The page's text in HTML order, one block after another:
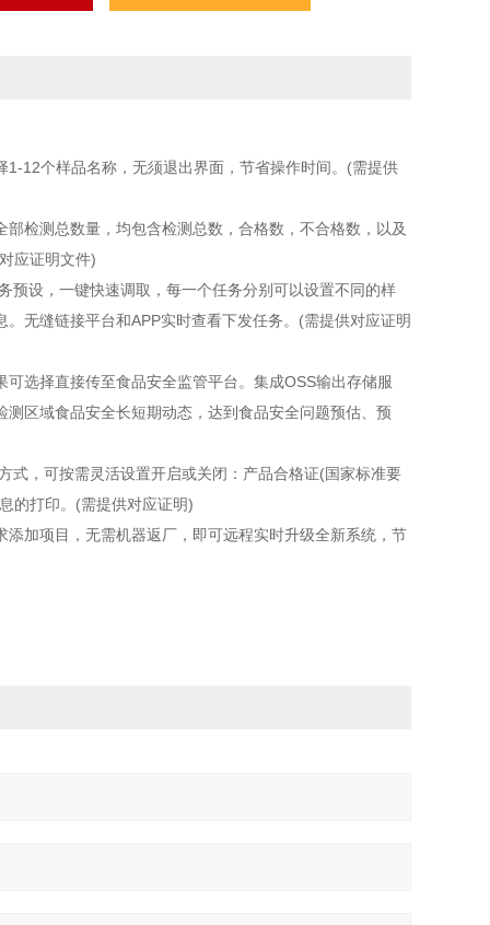
个样品名称，无须退出界面，节省操作时间。(需提供
测总数量，均包含检测总数，合格数，不合格数，以及
应证明文件)
预设，一键快速调取，每一个任务分别可以设置不同的样
无缝链接平台和APP实时查看下发任务。(需提供对应证明
择直接传至食品安全监管平台。集成OSS输出存储服
区域食品安全长短期动态，达到食品安全问题预估、预
式，可按需灵活设置开启或关闭：产品合格证(国家标准要
的打印。(需提供对应证明)
加项目，无需机器返厂，即可远程实时升级全新系统，节